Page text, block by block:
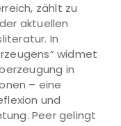
zählt zu
aktuellen
In
widmet
in
– eine
und
Peer gelingt